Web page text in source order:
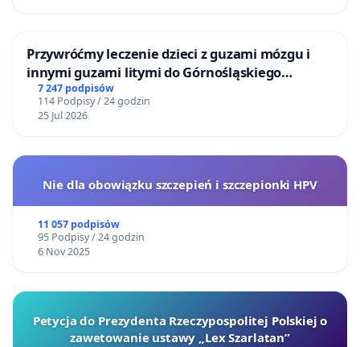
konkretnych działań, jakie zostaną podjęte w celu
przywrócenia jego prawidłowego funkcjonowania.
Sama deklaracja monitorowania sytuacji jest
niewystarczająca wobec postępującej degradacji
W związku z powyższym wnosimy o:
1. Natychmiastową ocenę stanu Potoku
Bielańskiego
hydrologicznej i środowiskowej potoku,
obejmującej identyfikację przyczyn zaniku
przepływu oraz wskazanie działań niezbędnych do
Przywróćmy leczenie dzieci z guzami mózgu i
innymi guzami litymi do Górnośląskiego
Centrum Zdrowia Dziecka w Katowicach
7 247 podpisów
114 Podpisy / 24 godzin
25 Jul 2026
Nie dla obowiązku szczepień i szczepionki HPV
11 057 podpisów
95 Podpisy / 24 godzin
6 Nov 2025
Petycja do Prezydenta Rzeczypospolitej Polskiej o
zawetowanie ustawy „Lex Szarlatan”